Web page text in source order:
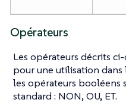
Opérateurs
Les opérateurs décrits
pour une utilisation dans
les opérateurs booléens
standard : NON, OU, ET.